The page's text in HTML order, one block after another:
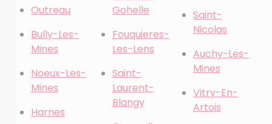
Outreau
Bully-Les-
Mines
Noeux-Les-
Mines
Harnes
Gohelle
Fouquieres-
Les-Lens
Saint-
Laurent-
Blangy
Saint-
Nicolas
Auchy-Les-
Mines
Vitry-En-
Artois